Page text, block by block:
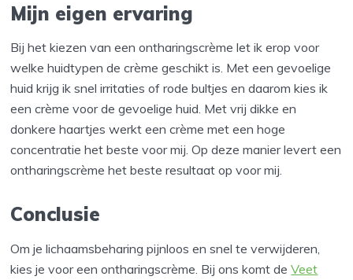
Mijn eigen ervaring
Bij het kiezen van een ontharingscrème let ik erop voor
welke huidtypen de crème geschikt is. Met een gevoelige
huid krijg ik snel irritaties of rode bultjes en daarom kies ik
een crème voor de gevoelige huid. Met vrij dikke en
donkere haartjes werkt een crème met een hoge
concentratie het beste voor mij. Op deze manier levert een
ontharingscrème het beste resultaat op voor mij.
Conclusie
Om je lichaamsbeharing pijnloos en snel te verwijderen,
kies je voor een ontharingscrème. Bij ons komt deVeet